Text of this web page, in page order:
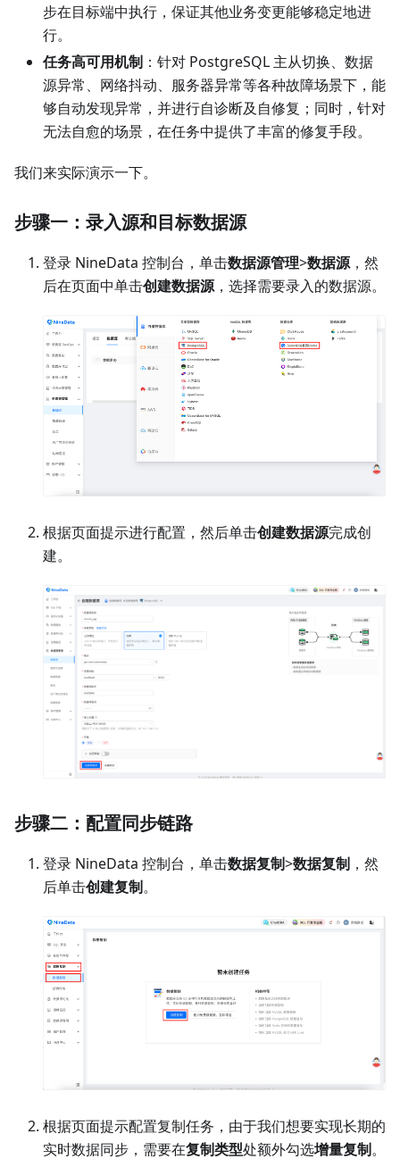
步在目标端中执行，保证其他业务变更能够稳定地进
行。
任务高可用机制 ：针对 PostgreSQL 主从切换、数据
源异常、网络抖动、服务器异常等各种故障场景下，能
够自动发现异常，并进行自诊断及自修复；同时，针对
无法自愈的场景，在任务中提供了丰富的修复手段。
我们来实际演示一下。
步骤一：录入源和目标数据源
登录 NineData 控制台，单击数据源管理>数据源，然
后在页面中单击创建数据源，选择需要录入的数据源。
根据页面提示进行配置，然后单击创建数据源完成创
建。
步骤二：配置同步链路
登录 NineData 控制台，单击数据复制>数据复制 ，然
后单击创建复制。
根据页面提示配置复制任务，由于我们想要实现长期的
实时数据同步，需要在复制类型处额外勾选增量复制。